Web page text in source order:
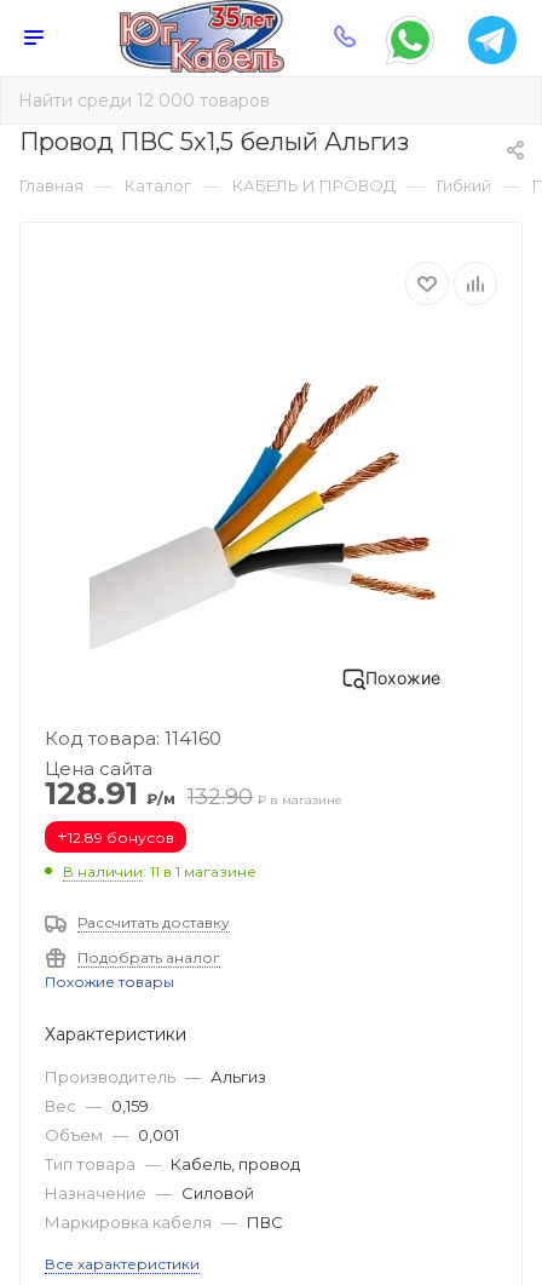
Провод ПВС 5х1,5 белый Альгиз
Главная — Каталог — КАБЕЛЬ И ПРОВОД — Гибкий —
Похожие
Код товара: 114160
Цена сайта
128.91 ₽/м 132.90 ₽ в магазине
+12.89 бонусов
В наличии: 11 в 1 магазине
Рассчитать доставку
Подобрать аналог
Похожие товары
Характеристики
Производитель — Альгиз
Вес — 0,159
Объем — 0,001
Тип товара — Кабель, провод
Назначение — Силовой
Маркировка кабеля — ПВС
Все характеристики